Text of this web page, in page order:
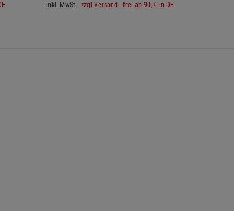
inkl. MwSt. zzgl Versand - frei ab 90,-€ in DE